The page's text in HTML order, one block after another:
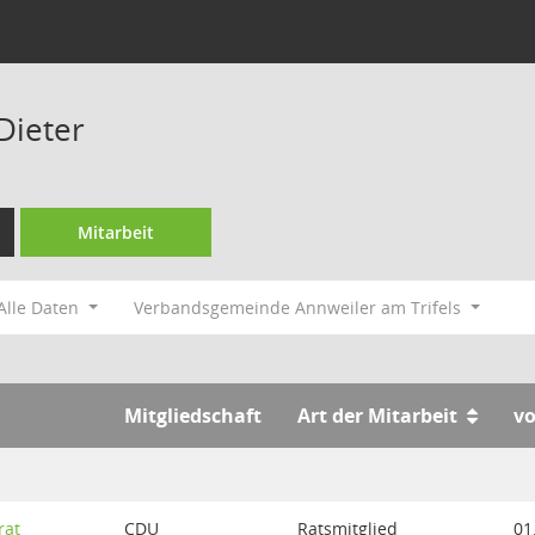
Mitarbeit
Daten Verbandsgemeinde Annweiler am Trifels
Mitgliedschaft Art der Mitarbeit
CDU Ratsmitglied